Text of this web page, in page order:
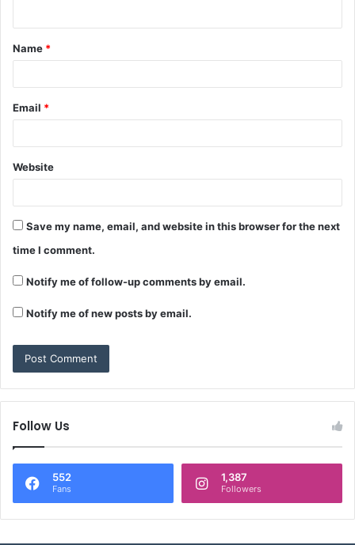
t
*
Name *
Email *
Website
Save my name, email, and website in this browser for the next
time I comment.
Notify me of follow-up comments by email.
Notify me of new posts by email.
Follow Us
552
Fans
1,387
Followers